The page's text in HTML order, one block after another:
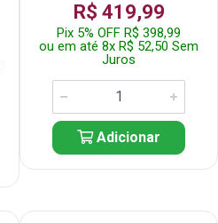
R$ 419,99
Pix 5% OFF R$ 398,99
ou em até 8x R$ 52,50 Sem
Juros
Adicionar